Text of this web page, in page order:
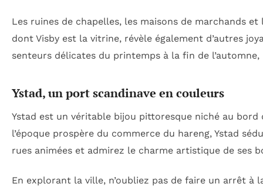
Les ruines de chapelles, les maisons de marchands
dont Visby est la vitrine, révèle également d’autres
senteurs délicates du printemps à la fin de
Ystad, un port scandinave en couleurs
Ystad est un véritable bijou pittoresque niché au
l’époque prospère du commerce du hareng, Ystad
rues animées et admirez le charme artistique de ses
En explorant la ville, n’oubliez pas de faire un arrêt à